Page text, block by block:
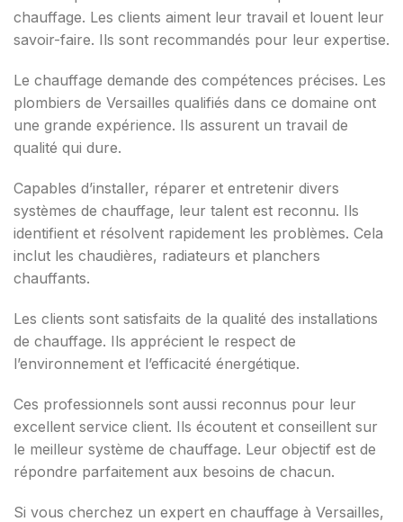
chauffage. Les clients aiment leur travail et louent leur
savoir-faire. Ils sont recommandés pour leur expertise.
Le chauffage demande des compétences précises. Les
plombiers de Versailles qualifiés dans ce domaine ont
une grande expérience. Ils assurent un travail de
qualité qui dure.
Capables d’installer, réparer et entretenir divers
systèmes de chauffage, leur talent est reconnu. Ils
identifient et résolvent rapidement les problèmes. Cela
inclut les chaudières, radiateurs et planchers
chauffants.
Les clients sont satisfaits de la qualité des installations
de chauffage. Ils apprécient le respect de
l’environnement et l’efficacité énergétique.
Ces professionnels sont aussi reconnus pour leur
excellent service client. Ils écoutent et conseillent sur
le meilleur système de chauffage. Leur objectif est de
répondre parfaitement aux besoins de chacun.
Si vous cherchez un expert en chauffage à Versailles,